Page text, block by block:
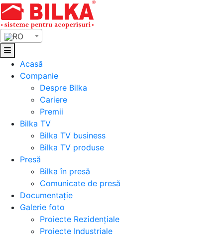
Skip
to
content
RO
Acasă
Companie
Despre Bilka
Cariere
Premii
Bilka TV
Bilka TV business
Bilka TV produse
Presă
Bilka în presă
Comunicate de presă
Documentație
Galerie foto
Proiecte Rezidențiale
Proiecte Industriale